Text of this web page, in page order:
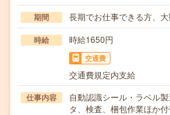
期間 長期でお仕事できる方、大
時給 時給1650円
交通費
交通費規定内支給
仕事内容
自動認識シール・ラベル
タ、検査、梱包作業ほか